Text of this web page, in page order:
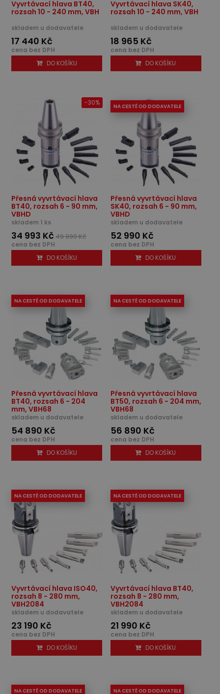
Vyvrtávací hlava BT40,
rozsah 10 - 240 mm, VBH
skladem u dodavatele
17 440 Kč
cena bez DPH
DO KOŠÍKU
Vyvrtávací hlava SK40,
rozsah 10 - 240 mm, VBH
skladem u dodavatele
18 965 Kč
cena bez DPH
DO KOŠÍKU
Přesná vyvrtávací hlava
BT40, rozsah 6 - 90 mm,
VBHD
skladem 1 ks
34 993 Kč 49 990 Kč
-30%
cena bez DPH
DO KOŠÍKU
NA CESTĚ OD DODAVATELE
Přesná vyvrtávací hlava
SK40, rozsah 6 - 90 mm,
VBHD
skladem u dodavatele
52 990 Kč
cena bez DPH
DO KOŠÍKU
NA CESTĚ OD DODAVATELE
Přesná vyvrtávací hlava
BT40, rozsah 6 - 204
mm, VBH68
skladem u dodavatele
54 890 Kč
cena bez DPH
DO KOŠÍKU
NA CESTĚ OD DODAVATELE
Přesná vyvrtávací hlava
BT50, rozsah 6 - 204 mm,
VBH68
skladem u dodavatele
56 890 Kč
cena bez DPH
DO KOŠÍKU
NA CESTĚ OD DODAVATELE
Vyvrtávací hlava ISO40,
rozsah 8 - 280 mm,
VBH2084
skladem u dodavatele
23 190 Kč
cena bez DPH
DO KOŠÍKU
NA CESTĚ OD DODAVATELE
Vyvrtávací hlava BT40,
rozsah 8 - 280 mm,
VBH2084
skladem u dodavatele
21 990 Kč
cena bez DPH
DO KOŠÍKU
NA CESTĚ OD DODAVATELE NA CESTĚ OD DODAVATELE